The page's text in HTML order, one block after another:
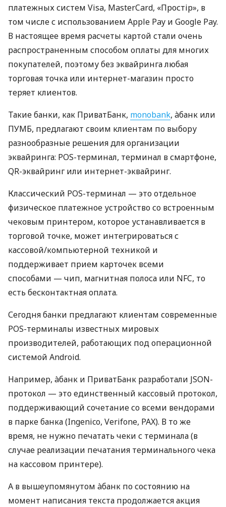
платежных систем Visa, MasterCard, «Простір», в
том числе с использованием Apple Pay и Google Pay.
В настоящее время расчеты картой стали очень
распространенным способом оплаты для многих
покупателей, поэтому без эквайринга любая
торговая точка или интернет-магазин просто
теряет клиентов.
Такие банки, как ПриватБанк, monobank, àбанк или
ПУМБ, предлагают своим клиентам по выбору
разнообразные решения для организации
эквайринга: POS-терминал, терминал в смартфоне,
QR-эквайринг или интернет-эквайринг.
Классический POS-терминал — это отдельное
физическое платежное устройство со встроенным
чековым принтером, которое устанавливается в
торговой точке, может интегрироваться с
кассовой/компьютерной техникой и
поддерживает прием карточек всеми
способами — чип, магнитная полоса или NFC, то
есть бесконтактная оплата.
Сегодня банки предлагают клиентам современные
POS-терминалы известных мировых
производителей, работающих под операционной
системой Android.
Например, àбанк и ПриватБанк разработали JSON-
протокол — это единственный кассовый протокол,
поддерживающий сочетание со всеми вендорами
в парке банка (Ingenico, Verifone, PAX). В то же
время, не нужно печатать чеки с терминала (в
случае реализации печатания терминального чека
на кассовом принтере).
А в вышеупомянутом àбанк по состоянию на
момент написания текста продолжается акция